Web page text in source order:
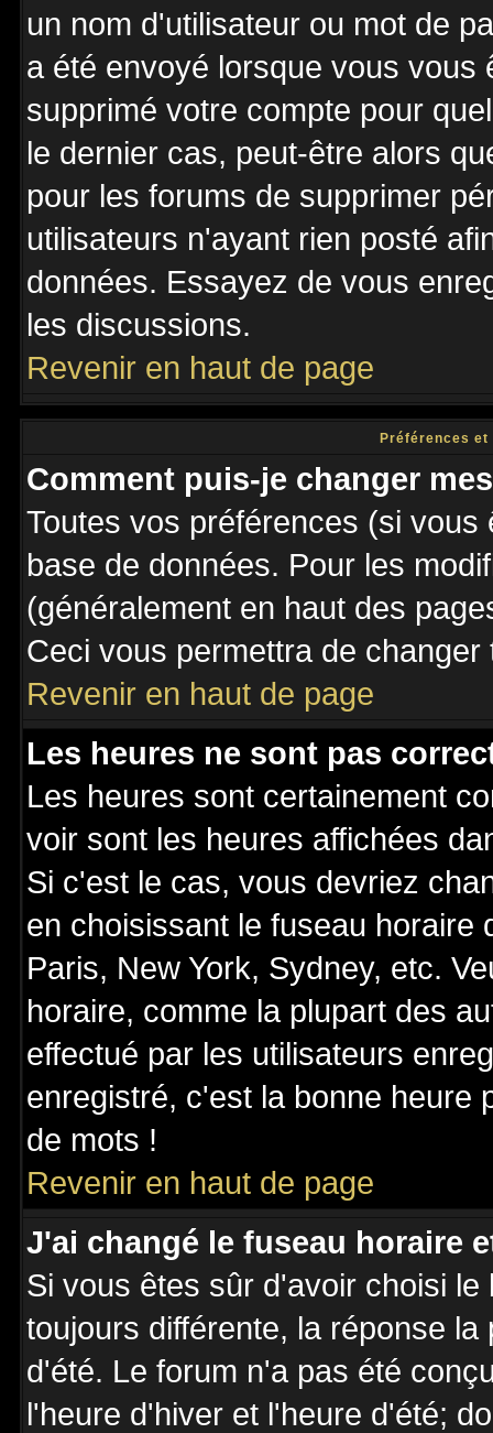
un nom d'utilisateur ou mot de
a été envoyé lorsque vous
supprimé votre compte pour
le dernier cas, peut-être alors
pour les forums de supprimer
utilisateurs n'ayant rien posté
données. Essayez de vous
les discussions.
Revenir en haut de page
Préférences
Comment puis-je changer
Toutes vos préférences (si
base de données. Pour les
(généralement en haut des
Ceci vous permettra de
Revenir en haut de page
Les heures ne sont pas
Les heures sont certainement
voir sont les heures affichées
Si c'est le cas, vous devriez
en choisissant le fuseau horaire
Paris, New York, Sydney, etc.
horaire, comme la plupart des
effectué par les utilisateurs
enregistré, c'est la bonne heure
de mots !
Revenir en haut de page
J'ai changé le fuseau horaire
Si vous êtes sûr d'avoir choisi
toujours différente, la réponse
d'été. Le forum n'a pas été
l'heure d'hiver et l'heure d'été;